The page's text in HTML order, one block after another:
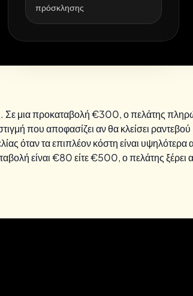
πρόσκλησης
Σε μια προκαταβολή €300, ο πελάτης
που αποφασίζει αν θα κλείσει ραντεβού
όταν τα επιπλέον κόστη είναι υψηλότερα
είναι €80 είτε €500, ο πελάτης ξέρει